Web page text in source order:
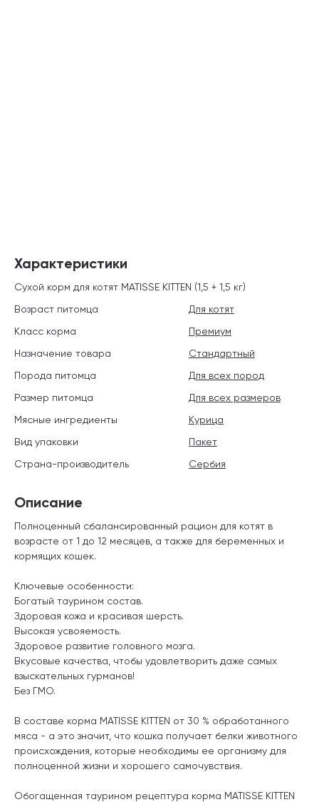
Описание
Полноценный сбалансированный рацион для котят в
возрасте от 1 до 12 месяцев, а также для беременных и
кормящих кошек.
Ключевые особенности:
Богатый таурином состав.
Здоровая кожа и красивая шерсть.
Высокая усвояемость.
Здоровое развитие головного мозга.
Вкусовые качества, чтобы удовлетворить даже самых
взыскательных гурманов!
Без ГМО.
В составе корма MATISSE KITTEN от 30 % обработанного
мяса - а это значит, что кошка получает белки животного
происхождения, которые необходимы ее организму для
полноценной жизни и хорошего самочувствия.
Обогащенная таурином рецептура корма MATISSE KITTEN
Характеристики
Сухой корм для котят MATISSE KITTEN (1,5 + 1,5 кг)
Возраст питомца
Для котят
Класс корма
Премиум
Назначение товара
Стандартный
Порода питомца
Для всех пород
Размер питомца
Для всех размеров
Мясные ингредиенты
Курица
Вид упаковки
Пакет
Страна-производитель
Сербия